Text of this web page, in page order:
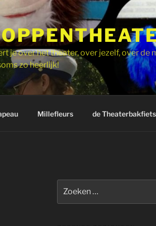
je over het theater, over jezelf, over de
zo heerlijk!
Millefleurs de Theaterbakfiets
naar: